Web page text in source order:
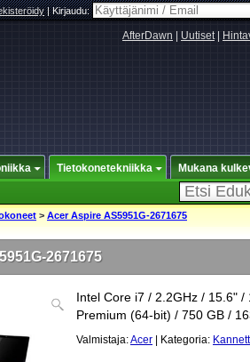
|Kirjaudu:
AfterDawn Uutiset|
Tietokonetekniikka Mukana
> Acer Aspire AS5951G-2671675
2671675
Intel Core i7 / 2.2GHz / 15.6"
Premium (64-bit) / 750 GB /
Valmistaja:Acer | Kategoria: